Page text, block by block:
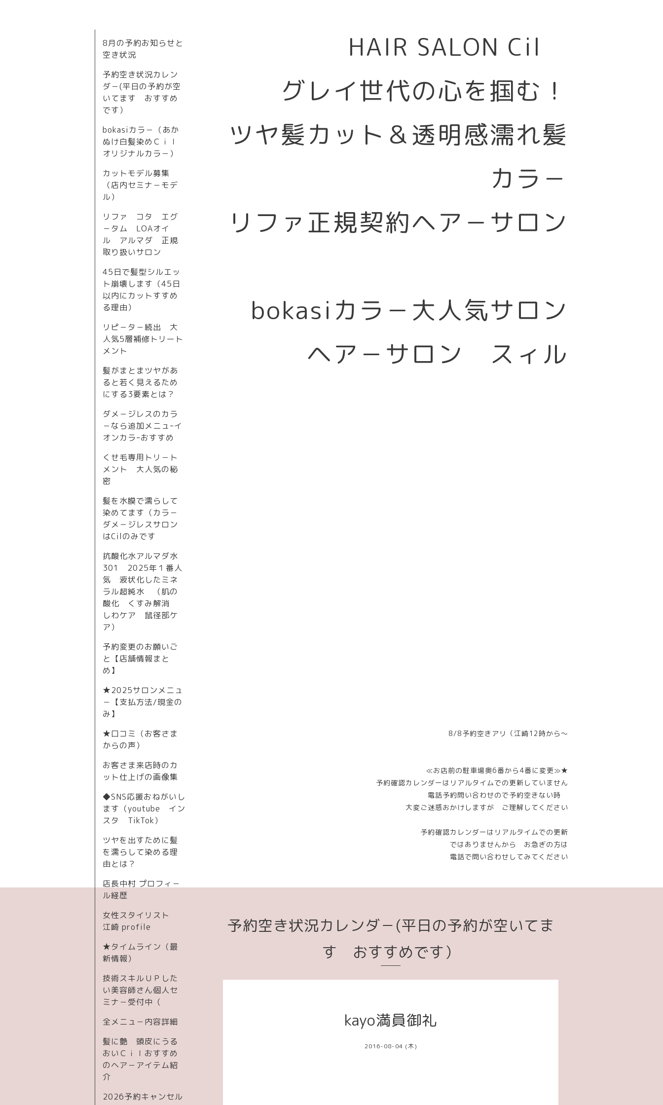
HAIR SALON Cil
グレイ世代の心を掴む！
ツヤ髪カット＆透明感濡れ髪
カラ－
リファ正規契約ヘア－サロン
bokasiカラ－大人気サロン
ヘア－サロン スィル
8/8予約空きアリ（江崎12時から～
≪お店前の駐車場奥6番から4番に変更≫★
予約確認カレンダーはリアルタイムでの更新していません
電話予約問い合わせので予約空きない時
大変ご迷惑おかけしますが ご理解してください
予約確認カレンダーはリアルタイムでの更新
ではありませんから お急ぎの方は
電話で問い合わせしてみてください
8月の予約お知らせと
空き状況
予約空き状況カレン
ダ－(平日の予約が空
いてます おすすめ
です）
bokasiカラ－（あか
ぬけ白髪染めＣｉｌ
オリジナルカラ－）
カットモデル募集
（店内セミナ－モデ
ル）
リファ コタ エグ
－タム LOAオイ
ル アルマダ 正規
取り扱いサロン
45日で髪型シルエッ
ト崩壊します（45日
以内にカットすすめ
る理由）
リピ－タ－続出 大
人気5層補修トリート
メント
髪がまとまツヤがあ
ると若く見えるため
にする3要素とは？
ダメ－ジレスのカラ
－なら追加メニュｰイ
オンカラｰおすすめ
くせ毛専用トリ－ト
メント 大人気の秘
密
髪を水膜で濡らして
染めてます（カラ－
ダメ－ジレスサロン
はCilのみです
抗酸化水アルマダ水
301 2025年１番人
気 液状化したミネ
ラル超純水 （肌の
酸化 くすみ解消
しわケア 鼠径部ケ
ア）
予約変更のお願いご
と【店舗情報まと
め】
★2025サロンメニュ
－【支払方法/現金の
み】
★口コミ（お客さま
からの声）
お客さま来店時のカ
ット仕上げの画像集
◆SNS応援おねがいし
ます（youtube イン
スタ TikTok）
ツヤを出すために髪
を濡らして染める理
由とは？
店長中村 プロフィ－
ル経歴
女性スタイリスト
江崎 profile
★タイムライン（最
新情報）
技術スキルＵＰした
い美容師さん個人セ
ミナ－受付中（
全メニュ－内容詳細
髪に艶 頭皮にうる
おいＣｉｌおすすめ
のヘア－アイテム紹
介
2026予約キャンセル
予約空き状況カレンダ－(平日の予約が空いてま
す おすすめです）
kayo満員御礼
2016-08-04 (木)